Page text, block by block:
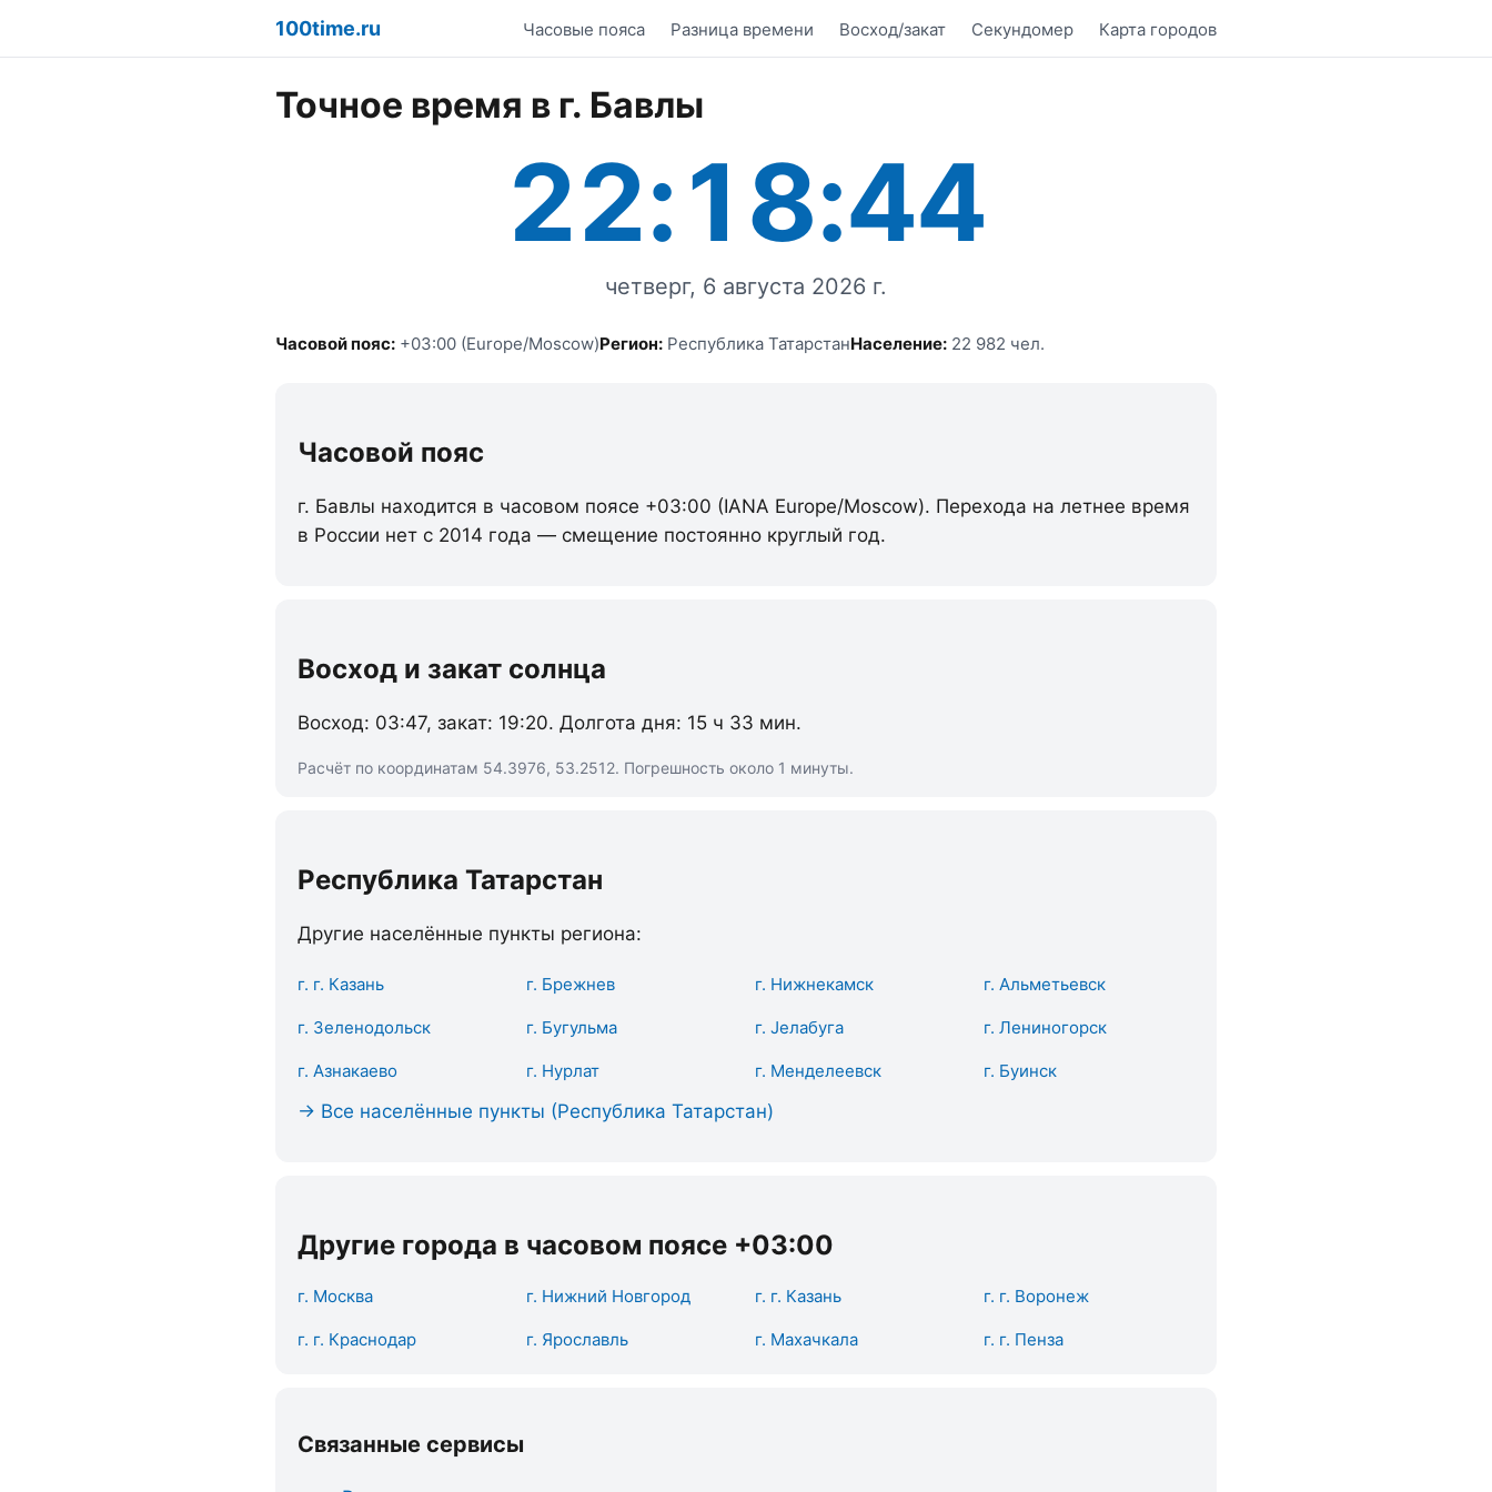
100time.ru Часовые пояса Разница времени Восход/закат Секундомер Карта городов
Точное время в г. Бавлы
22:18:44
четверг, 6 августа 2026 г.
Часовой пояс: +03:00 (Europe/Moscow)Регион: Республика ТатарстанНаселение: 22 982 чел.
Часовой пояс
г. Бавлы находится в часовом поясе +03:00 (IANA Europe/Moscow). Перехода на летнее время
в России нет с 2014 года — смещение постоянно круглый год.
Восход и закат солнца
Восход: 03:47, закат: 19:20. Долгота дня: 15 ч 33 мин.
Расчёт по координатам 54.3976, 53.2512. Погрешность около 1 минуты.
Республика Татарстан
Другие населённые пункты региона:
г. г. Казань г. Брежнев г. Нижнекамск г. Альметьевск
г. Зеленодольск г. Бугульма г. Јелабуга г. Лениногорск
г. Азнакаево г. Нурлат г. Менделеевск г. Буинск
→ Все населённые пункты (Республика Татарстан)
Другие города в часовом поясе +03:00
г. Москва г. Нижний Новгород г. г. Казань г. г. Воронеж
г. г. Краснодар г. Ярославль г. Махачкала г. г. Пенза
Связанные сервисы